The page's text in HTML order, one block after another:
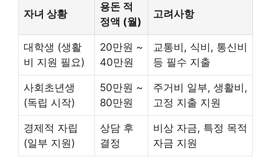
자녀 상황
용돈 적
정액 (월)
고려사항
대학생 (생활
비 지원 필요)
20만원 ~
40만원
교통비, 식비, 통신비
등 필수 지출
사회초년생
(독립 시작)
50만원 ~
80만원
주거비 일부, 생활비,
고정 지출 지원
경제적 자립
(일부 지원)
상담 후
결정
비상 자금, 특정 목적
자금 지원